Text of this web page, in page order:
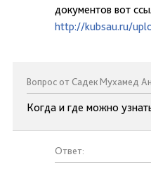
документов вот
http://kubsau.ru/
Вопрос от Садек Мухамед
Когда и где можно
Ответ: